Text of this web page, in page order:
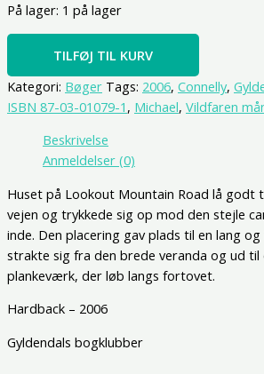
På lager: 1 på lager
TILFØJ TIL KURV
Kategori: Bøger Tags: 2006, Connelly,
ISBN 87-03-01079-1 , Michael, Vildfaren
Beskrivelse
Anmeldelser (0)
Huset på Lookout Mountain Road lå godt
vejen og trykkede sig op mod den stejle
inde. Den placering gav plads til en lang
strakte sig fra den brede veranda og ud til
plankeværk, der løb langs fortovet.
Hardback – 2006
Gyldendals bogklubber